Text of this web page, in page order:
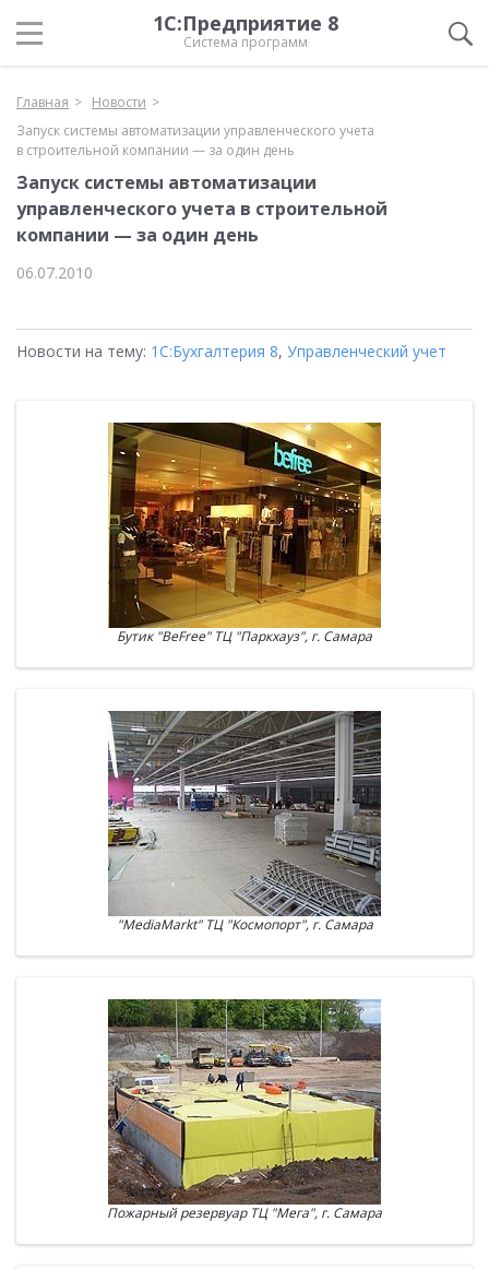
1С:Предприятие 8
Система программ
Главная
Новости
Запуск системы автоматизации управленческого учета
в строительной компании — за один день
Запуск системы автоматизации
управленческого учета в строительной
компании — за один день
06.07.2010
Новости на тему: 1С:Бухгалтерия 8, Управленческий учет
Бутик "BeFree" ТЦ "Паркхауз", г. Самара
"MediaMarkt" ТЦ "Космопорт", г. Самара
Пожарный резервуар ТЦ "Мега", г. Самара